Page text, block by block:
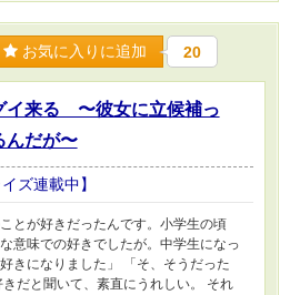
が、信じていた仲間から用済みとして
胸にぽっかりと穴が空いてしまったか
った。
お気に入りに追加 20
イ来る 〜彼女に立候補っ
だが〜
ズ連載中】
とが好きだったんです。小学生の頃
意味での好きでしたが。中学生になっ
きになりました」 「そ、そうだった
と聞いて、素直にうれしい。 それ